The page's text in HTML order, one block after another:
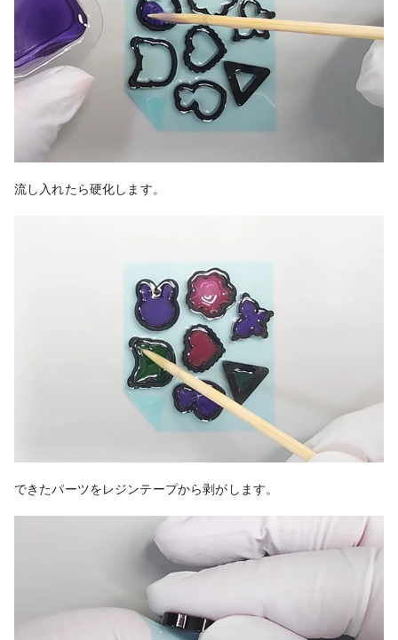
流し入れたら硬化します。
できたパーツをレジンテープから剥がします。